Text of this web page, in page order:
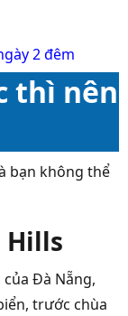
2 đêm
thì nên
bạn không thể
Hills
Đà Nẵng,
trước chùa